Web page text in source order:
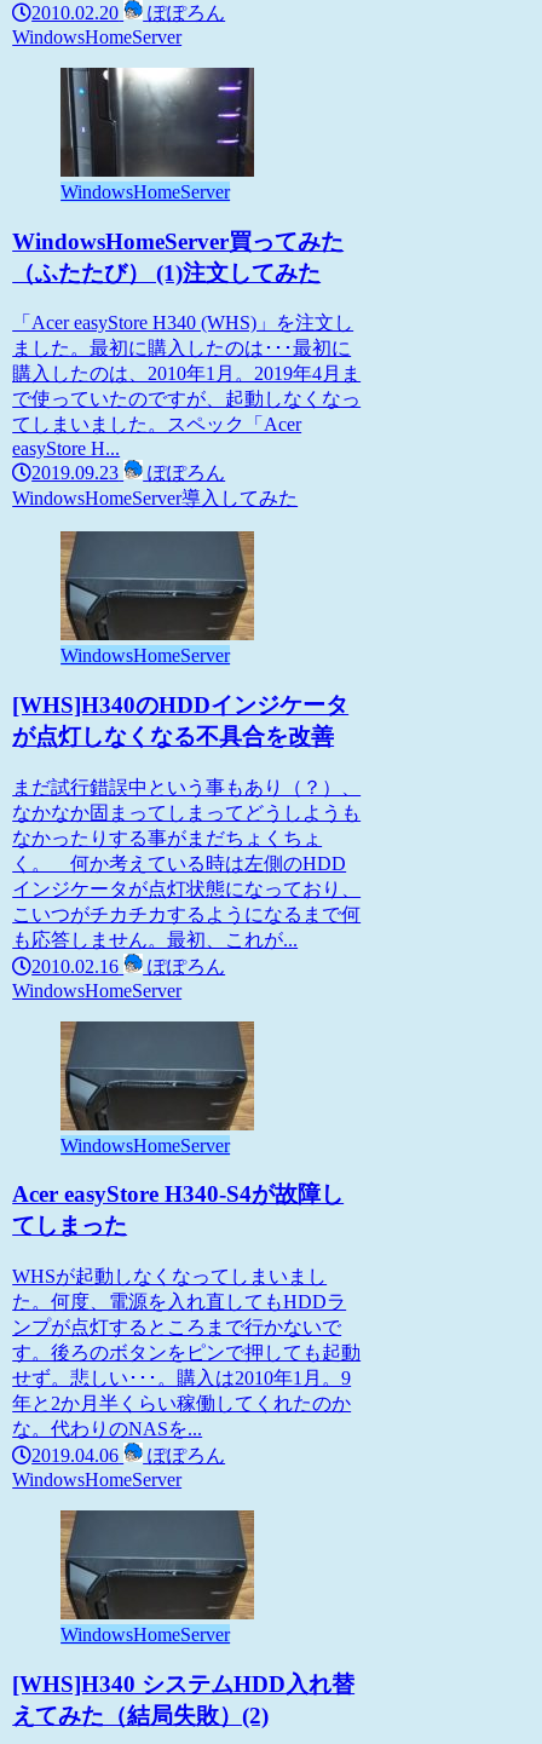
2010.02.20
ぽぽろん
WindowsHomeServer
WindowsHomeServer
WindowsHomeServer買ってみた
（ふたたび） (1)注文してみた
「Acer easyStore H340 (WHS)」を注文し
ました。最初に購入したのは･･･最初に
購入したのは、2010年1月。2019年4月ま
で使っていたのですが、起動しなくなっ
てしまいました。スペック「Acer
easyStore H...
2019.09.23
ぽぽろん
WindowsHomeServer導入してみた
WindowsHomeServer
[WHS]H340のHDDインジケータ
が点灯しなくなる不具合を改善
まだ試行錯誤中という事もあり（？）、
なかなか固まってしまってどうしようも
なかったりする事がまだちょくちょ
く。 何か考えている時は左側のHDD
インジケータが点灯状態になっており、
こいつがチカチカするようになるまで何
も応答しません。最初、これが...
2010.02.16
ぽぽろん
WindowsHomeServer
WindowsHomeServer
Acer easyStore H340-S4が故障し
てしまった
WHSが起動しなくなってしまいまし
た。何度、電源を入れ直してもHDDラ
ンプが点灯するところまで行かないで
す。後ろのボタンをピンで押しても起動
せず。悲しい･･･。購入は2010年1月。9
年と2か月半くらい稼働してくれたのか
な。代わりのNASを...
2019.04.06
ぽぽろん
WindowsHomeServer
WindowsHomeServer
[WHS]H340 システムHDD入れ替
えてみた（結局失敗）(2)